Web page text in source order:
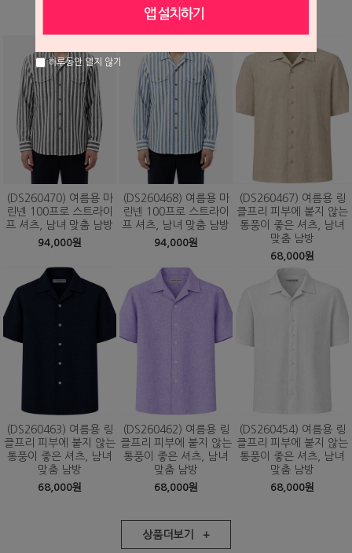
춤 남방
(DS260470) 여름용 마
린넨 100프로 스트라이
프 셔츠, 남녀 맞춤 남방
94,000원
(DS260468) 여름용 마
린넨 100프로 스트라이
프 셔츠, 남녀 맞춤 남방
94,000원
(DS260467) 여름용 링
클프리 피부에 붙지 않는
통풍이 좋은 셔츠, 남녀
맞춤 남방
68,000원
(DS260463) 여름용 링
클프리 피부에 붙지 않는
통풍이 좋은 셔츠, 남녀
맞춤 남방
68,000원
(DS260462) 여름용 링
클프리 피부에 붙지 않는
통풍이 좋은 셔츠, 남녀
맞춤 남방
68,000원
(DS260454) 여름용 링
클프리 피부에 붙지 않는
통풍이 좋은 셔츠, 남녀
맞춤 남방
68,000원
상품더보기 +
하루동안 열지 않기